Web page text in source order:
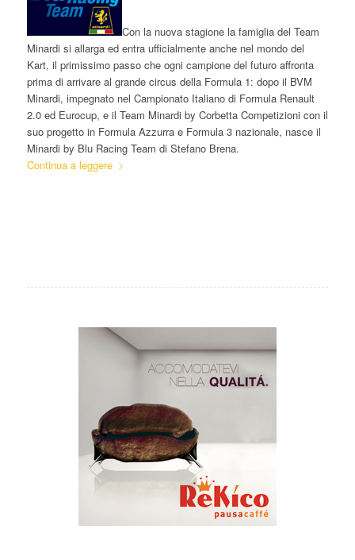
Con la nuova stagione la famiglia del Team
Minardi si allarga ed entra ufficialmente anche nel mondo del
Kart, il primissimo passo che ogni campione del futuro affronta
prima di arrivare al grande circus della Formula 1: dopo il BVM
Minardi, impegnato nel Campionato Italiano di Formula Renault
2.0 ed Eurocup, e il Team Minardi by Corbetta Competizioni con il
suo progetto in Formula Azzurra e Formula 3 nazionale, nasce il
Minardi by Blu Racing Team di Stefano Brena.
Continua a leggere